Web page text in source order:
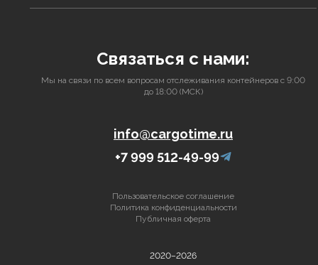
Связаться с нами:
Мы на связи по всем вопросам отслеживания контейнеров с 9:00
до 18:00 (МСК)
info@cargotime.ru
+7 999 512-49-99
2020–2026
Пользовательское соглашение
Политика конфиденциальности
Публичная оферта